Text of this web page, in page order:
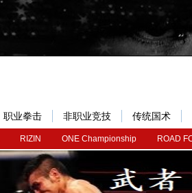
RIZIN ONE Championship ROAD
职业拳击 非职业竞技 传统国术